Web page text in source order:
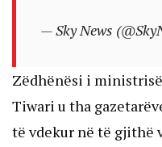
— Sky News
Zëdhënësi i
Tiwari u tha
të vdekur në të gjithë